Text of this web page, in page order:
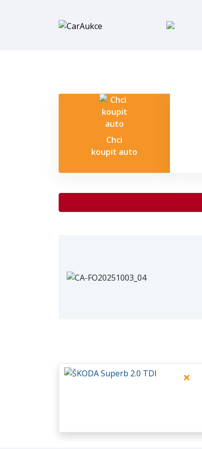
Chci
koupit auto